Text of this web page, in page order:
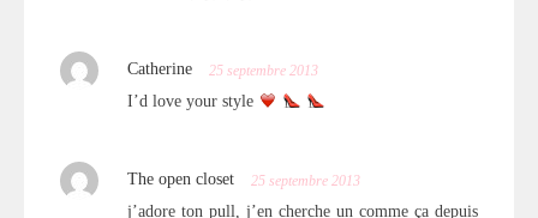
Catherine 25 septembre 2013
I’d love your style
The open closet 25 septembre 2013
j’adore ton pull, j’en cherche un comme ça depuis